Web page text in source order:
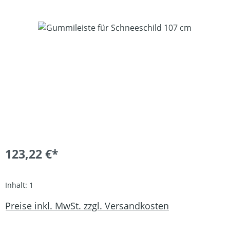
Bildergalerie überspringen
123,22 €*
Inhalt: 1
Preise inkl. MwSt. zzgl. Versandkosten